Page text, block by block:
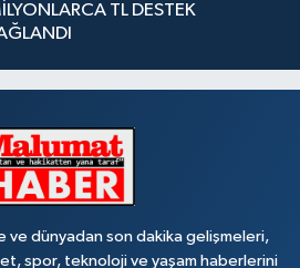
TL DESTEK
ve dünyadan son dakika gelişmeleri,
spor, teknoloji ve yaşam haberlerini